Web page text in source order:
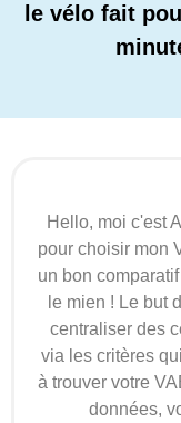
le vélo fait
Hello, moi c'est
pour choisir mon
un bon
le mien ! Le but
centraliser des
via les critères
à trouver votre
données,